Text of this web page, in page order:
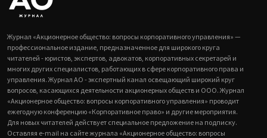
Журнал «Акционерное общество: вопросы корпоративного управления» —
профессиональное издание, предназначенное для широкого круга
читателей - юристов, экспертов, адвокатов, корпоративных секретарей и
многих других специалистов, работающих в сфере корпоративного права и
управления. Журнал АО - экспертный канал освещающий широкий круг
вопросов, касающихся деятельности акционерных обществ и ООО. Журнал
«Акционерное общество: вопросы корпоративного управления» проводит
ежегодную конференцию «Корпоративное право» и другие мероприятия.
Для новых читателей действует специальное предложение на подписку.
Оставляя e-mail на сайте журнала «Акционерное общество: вопросы